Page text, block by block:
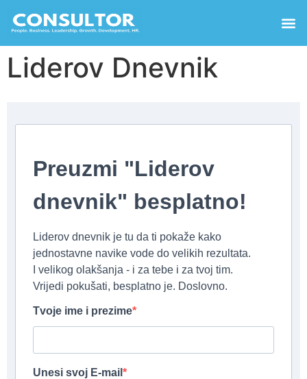
Liderov Dnevnik
Preuzmi "Liderov
dnevnik" besplatno!
Liderov dnevnik je tu da ti pokaže kako
jednostavne navike vode do velikih rezultata.
I velikog olakšanja - i za tebe i za tvoj tim.
Vrijedi pokušati, besplatno je. Doslovno.
Tvoje ime i prezime
Unesi svoj E-mail